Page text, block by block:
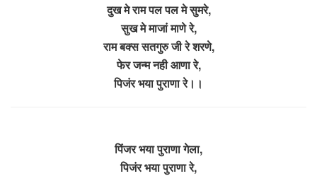
दुख मे राम पल पल मे सुमरे,
सुख मे माजां माणे रे,
राम बक्स सतगुरु जी रे शरणे,
फेर जन्म नही आणा रे,
पिजंर भया पुराणा रे।।
पिंजर भया पुराणा गेला,
पिजंर भया पुराणा रे,